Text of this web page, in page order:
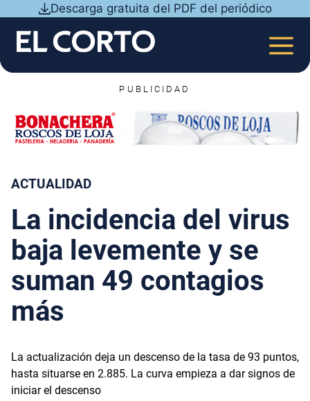
contenido
Descarga gratuita del PDF del periódico
PUBLICIDAD
ACTUALIDAD
La incidencia del virus
baja levemente y se
suman 49 contagios
más
La actualización deja un descenso de la tasa de 93 puntos,
hasta situarse en 2.885. La curva empieza a dar signos de
iniciar el descenso